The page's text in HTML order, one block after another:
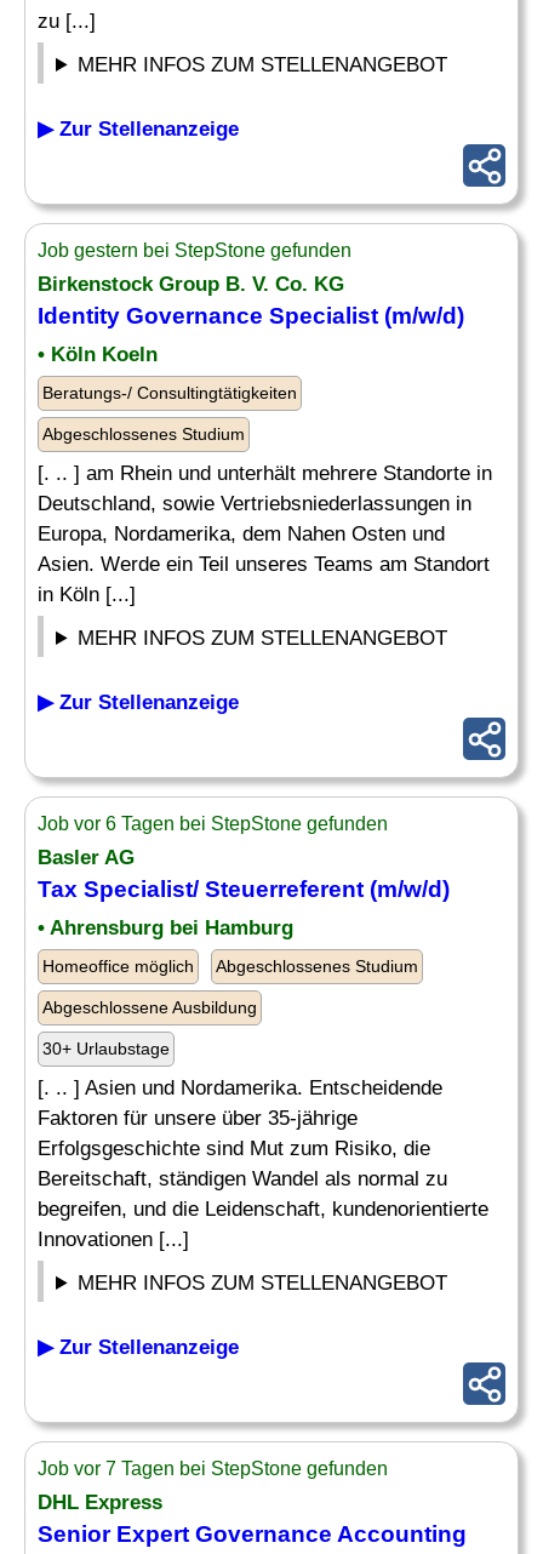
zu [...]
MEHR INFOS ZUM STELLENANGEBOT
▶ Zur Stellenanzeige
Job gestern bei StepStone gefunden
Birkenstock Group B. V. Co. KG
Identity Governance Specialist (m/w/d)
• Köln Koeln
Beratungs-/ Consultingtätigkeiten
Abgeschlossenes Studium
[. .. ] am Rhein und unterhält mehrere Standorte in
Deutschland, sowie Vertriebsniederlassungen in
Europa, Nordamerika, dem Nahen Osten und
Asien. Werde ein Teil unseres Teams am Standort
in Köln [...]
MEHR INFOS ZUM STELLENANGEBOT
▶ Zur Stellenanzeige
Job vor 6 Tagen bei StepStone gefunden
Basler AG
Tax Specialist/ Steuerreferent (m/w/d)
• Ahrensburg bei Hamburg
Homeoffice möglich Abgeschlossenes Studium
Abgeschlossene Ausbildung
30+ Urlaubstage
[. .. ] Asien und Nordamerika. Entscheidende
Faktoren für unsere über 35-jährige
Erfolgsgeschichte sind Mut zum Risiko, die
Bereitschaft, ständigen Wandel als normal zu
begreifen, und die Leidenschaft, kundenorientierte
Innovationen [...]
MEHR INFOS ZUM STELLENANGEBOT
▶ Zur Stellenanzeige
Job vor 7 Tagen bei StepStone gefunden
DHL Express
Senior Expert Governance Accounting